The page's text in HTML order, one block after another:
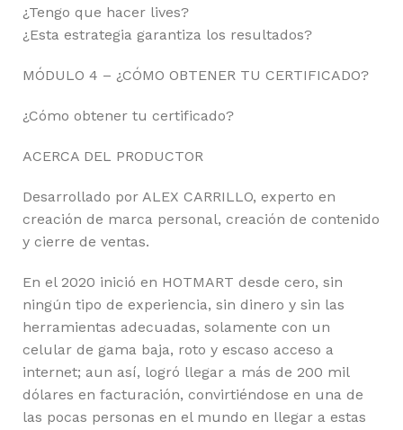
¿Tengo que hacer lives?
¿Esta estrategia garantiza los resultados?
MÓDULO 4 – ¿CÓMO OBTENER TU CERTIFICADO?
¿Cómo obtener tu certificado?
ACERCA DEL PRODUCTOR
Desarrollado por ALEX CARRILLO, experto en
creación de marca personal, creación de contenido
y cierre de ventas.
En el 2020 inició en HOTMART desde cero, sin
ningún tipo de experiencia, sin dinero y sin las
herramientas adecuadas, solamente con un
celular de gama baja, roto y escaso acceso a
internet; aun así, logró llegar a más de 200 mil
dólares en facturación, convirtiéndose en una de
las pocas personas en el mundo en llegar a estas